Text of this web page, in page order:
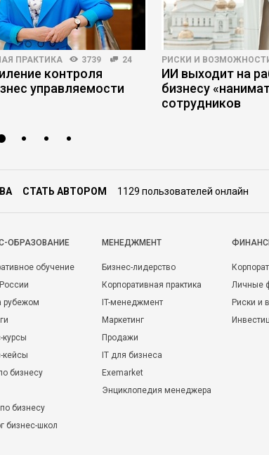
ПРАКТИКА 3739 24
контроля
управляемости
РИСКИ И
ИИ выходит на
бизнесу
сотрудников
СТАТЬ АВТОРОМ 1129 пользователей онлайн
ОБРАЗОВАНИЕ
обучение
рубежом
курсы
кейсы
бизнесу
бизнесу
бизнес-школ
МЕНЕДЖМЕНТ
Бизнес-лидерство
Корпоративная практика
IT-менеджмент
Маркетинг
Продажи
IT для бизнеса
Exemarket
Энциклопедия менеджера
Личные
Риски и